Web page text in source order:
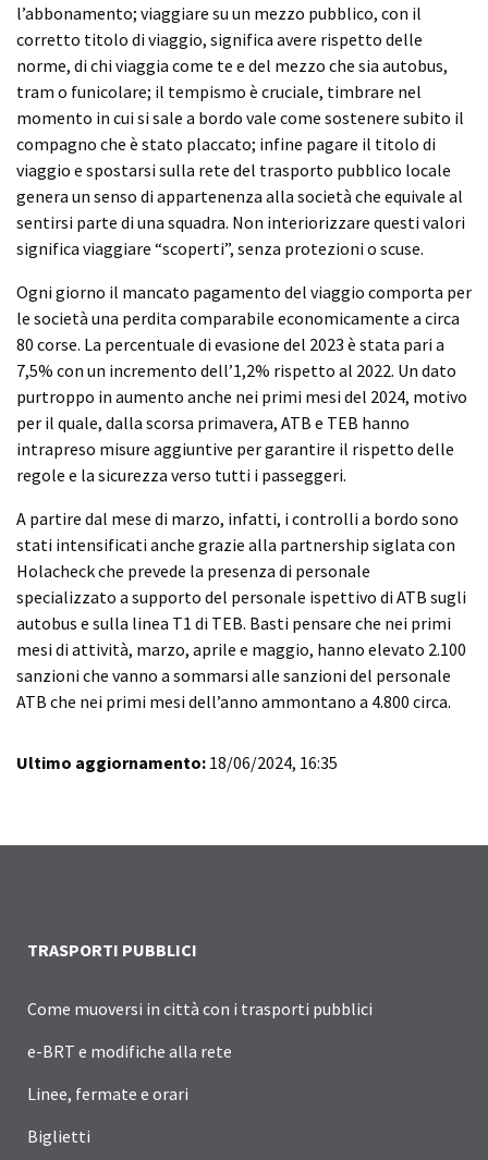
l’abbonamento; viaggiare su un mezzo pubblico, con il
corretto titolo di viaggio, significa avere rispetto delle
norme, di chi viaggia come te e del mezzo che sia autobus,
tram o funicolare; il tempismo è cruciale, timbrare nel
momento in cui si sale a bordo vale come sostenere subito il
compagno che è stato placcato; infine pagare il titolo di
viaggio e spostarsi sulla rete del trasporto pubblico locale
genera un senso di appartenenza alla società che equivale al
sentirsi parte di una squadra. Non interiorizzare questi valori
significa viaggiare “scoperti”, senza protezioni o scuse.
Ogni giorno il mancato pagamento del viaggio comporta per
le società una perdita comparabile economicamente a circa
80 corse. La percentuale di evasione del 2023 è stata pari a
7,5% con un incremento dell’1,2% rispetto al 2022. Un dato
purtroppo in aumento anche nei primi mesi del 2024, motivo
per il quale, dalla scorsa primavera, ATB e TEB hanno
intrapreso misure aggiuntive per garantire il rispetto delle
regole e la sicurezza verso tutti i passeggeri.
A partire dal mese di marzo, infatti, i controlli a bordo sono
stati intensificati anche grazie alla partnership siglata con
Holacheck che prevede la presenza di personale
specializzato a supporto del personale ispettivo di ATB sugli
autobus e sulla linea T1 di TEB. Basti pensare che nei primi
mesi di attività, marzo, aprile e maggio, hanno elevato 2.100
sanzioni che vanno a sommarsi alle sanzioni del personale
ATB che nei primi mesi dell’anno ammontano a 4.800 circa.
Ultimo aggiornamento: 18/06/2024, 16:35
TRASPORTI PUBBLICI
Come muoversi in città con i trasporti pubblici
e-BRT e modifiche alla rete
Linee, fermate e orari
Biglietti